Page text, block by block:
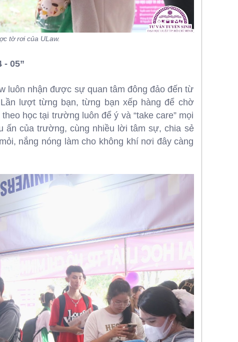
tờ rơi của ULaw.
- 05”
luôn nhận được sự quan tâm đông đảo đến từ
lượt từng bạn, từng bạn xếp hàng để chờ
học tại trường luôn để ý và “take care” mọi
ấn của trường, cùng nhiều lời tâm sự, chia sẻ
nắng nóng làm cho không khí nơi đây càng